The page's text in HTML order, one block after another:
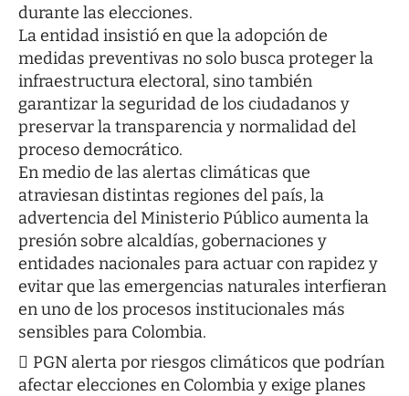
durante las elecciones.
La entidad insistió en que la adopción de
medidas preventivas no solo busca proteger la
infraestructura electoral, sino también
garantizar la seguridad de los ciudadanos y
preservar la transparencia y normalidad del
proceso democrático.
En medio de las alertas climáticas que
atraviesan distintas regiones del país, la
advertencia del Ministerio Público aumenta la
presión sobre alcaldías, gobernaciones y
entidades nacionales para actuar con rapidez y
evitar que las emergencias naturales interfieran
en uno de los procesos institucionales más
sensibles para Colombia.
PGN alerta por riesgos climáticos que podrían
afectar elecciones en Colombia y exige planes